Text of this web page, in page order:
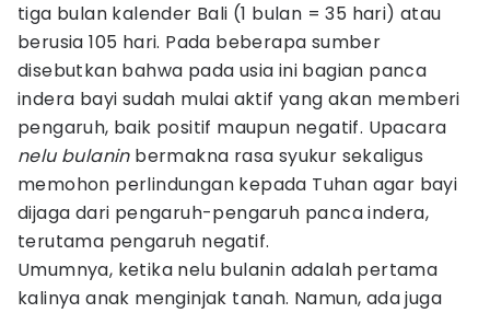
tiga bulan kalender Bali (1 bulan = 35 hari) atau
berusia 105 hari. Pada beberapa sumber
disebutkan bahwa pada usia ini bagian panca
indera bayi sudah mulai aktif yang akan memberi
pengaruh, baik positif maupun negatif. Upacara
nelu bulaninbermakna rasa syukur sekaligus
memohon perlindungan kepada Tuhan agar bayi
dijaga dari pengaruh-pengaruh panca indera,
terutama pengaruh negatif.
Umumnya, ketika nelu bulanin adalah pertama
kalinya anak menginjak tanah. Namun, ada juga